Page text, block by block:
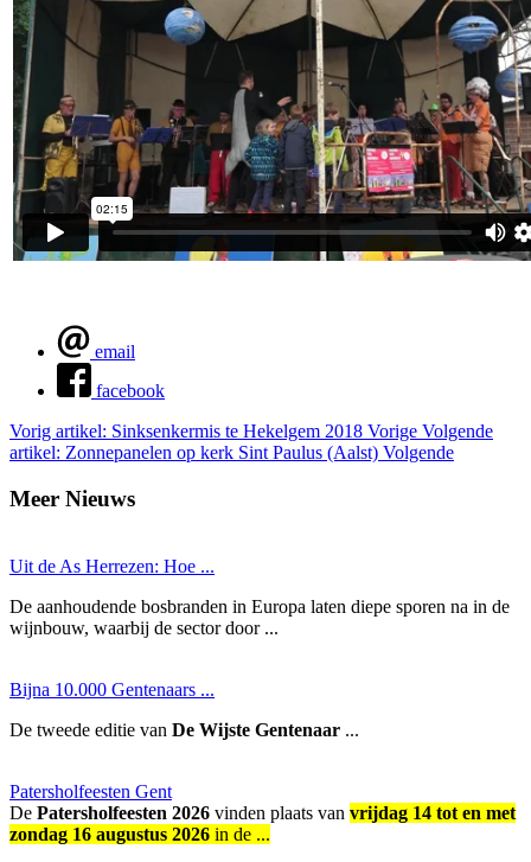
email
facebook
Vorig artikel: Sinksenkermis te Hekelgem 2018 Vorige Volgende
artikel: Zonnepanelen op kerk Sint Paulus (Aalst) Volgende
Meer Nieuws
Uit de As Herrezen: Hoe ...
De aanhoudende bosbranden in Europa laten diepe sporen na in de
wijnbouw, waarbij de sector door ...
Bijna 10.000 Gentenaars ...
De tweede editie van De Wijste Gentenaar ...
Patersholfeesten Gent
De Patersholfeesten 2026 vinden plaats van vrijdag 14 tot en met
zondag 16 augustus 2026 in de ...